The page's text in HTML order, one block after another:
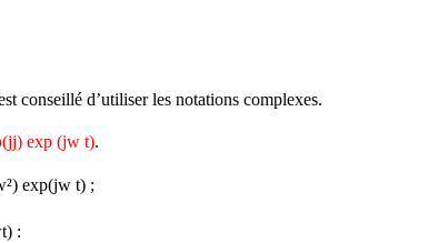
conseillé d’utiliser les notations complexes.
j) exp (jwt).
²) exp(jw t) ;
t) :